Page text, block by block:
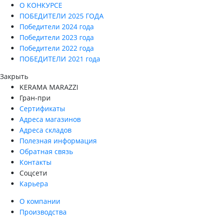
О КОНКУРСЕ
ПОБЕДИТЕЛИ 2025 ГОДА
Победители 2024 года
Победители 2023 года
Победители 2022 года
ПОБЕДИТЕЛИ 2021 года
Закрыть
KERAMA MARAZZI
Гран-при
Сертификаты
Адреса магазинов
Адреса складов
Полезная информация
Обратная связь
Контакты
Соцсети
Карьера
О компании
Производства